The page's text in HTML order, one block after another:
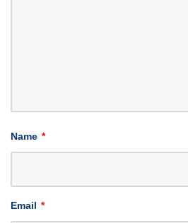
Name *
Email *